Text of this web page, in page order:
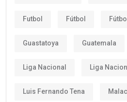
Futbol Fútbol
Guastatoya Guatemala
Liga Nacional Liga
Luis Fernando Tena